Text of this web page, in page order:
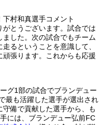
村和真選手コメント
がとうございます。試合では
した。次の試合でもチーム
るということを意識して、
張ります。これからも応援
グ1部の試合でブランデュー
最も活躍した選手が選出され
備で貢献した選手から、も
には、ブランデュー弘前FC